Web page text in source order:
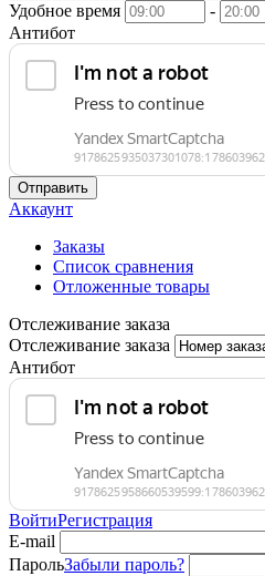
Удобное время
-
Антибот
Отправить
Аккаунт
Заказы
Список сравнения
Отложенные товары
Отслеживание заказа
Отслеживание заказа
Антибот
ВойтиРегистрация
E-mail
ПарольЗабыли пароль?